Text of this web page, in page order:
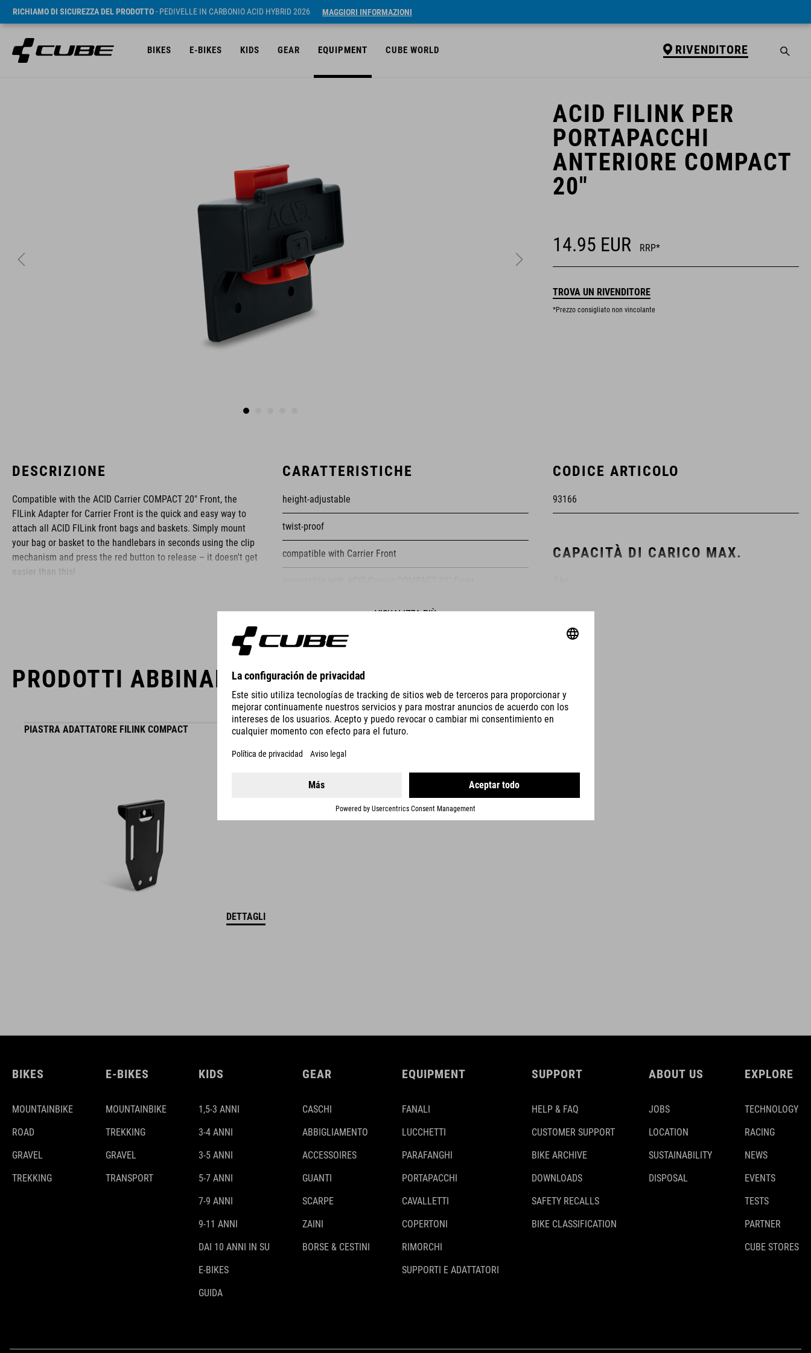
RICHIAMO DI SICUREZZA DEL PRODOTTO- PEDIVELLE IN CARBONIO ACID HYBRID 2026 MAGGIORI INFORMAZIONI
BIKES E-BIKES KIDS GEAR EQUIPMENT CUBE WORLD RIVENDITORE
ACID FILINK PER
PORTAPACCHI
ANTERIORE COMPACT
20"
14.95 EUR RRP*
TROVA UN RIVENDITORE
*Prezzo consigliato non vincolante
DESCRIZIONE
Compatible with the ACID Carrier COMPACT 20" Front, the
FILink Adapter for Carrier Front is the quick and easy way to
attach all ACID FILink front bags and baskets. Simply mount
your bag or basket to the handlebars in seconds using the clip
mechanism and press the red button to release – it doesn't get
easier than this!
La gamma del marchio ACID include accessori e componenti
per biciclette di alta gamma. Dettagli sofisticati, funzionalità
elevata e innovazioni intelligenti sono i tratti distintivi dei
nostri prodotti. Questo brand si contraddistingue anche per il
CARATTERISTICHE
height-adjustable
twist-proof
compatible with Carrier Front
CODICE ARTICOLO
93166
CAPACITÀ DI CARICO MAX.
COLORE
MATERIALE
MISURA
VISUALIZZA PIÙ
PRODOTTI ABBINABILI
PIASTRA ADATTATORE FILINK COMPACT
DETTAGLI
BIKES
MOUNTAINBIKE
ROAD
GRAVEL
TREKKING
E-BIKES
MOUNTAINBIKE
TREKKING
GRAVEL
TRANSPORT
KIDS
1,5-3 ANNI
3-4 ANNI
3-5 ANNI
5-7 ANNI
7-9 ANNI
9-11 ANNI
DAI 10 ANNI IN SU
E-BIKES
GUIDA
GEAR
CASCHI
ABBIGLIAMENTO
ACCESSOIRES
GUANTI
SCARPE
ZAINI
BORSE & CESTINI
EQUIPMENT
FANALI
LUCCHETTI
PARAFANGHI
PORTAPACCHI
CAVALLETTI
COPERTONI
RIMORCHI
SUPPORTI E ADATTATORI
SUPPORT
HELP & FAQ
CUSTOMER SUPPORT
BIKE ARCHIVE
DOWNLOADS
SAFETY RECALLS
BIKE CLASSIFICATION
ABOUT US
JOBS
LOCATION
SUSTAINABILITY
DISPOSAL
EXPLORE
TECHNOLOGY
RACING
NEWS
EVENTS
TESTS
PARTNER
CUBE STORES